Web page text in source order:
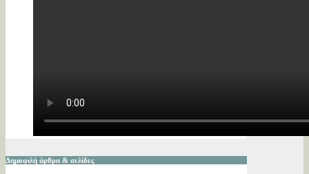
Δημοφιλή άρθρα & σελίδες